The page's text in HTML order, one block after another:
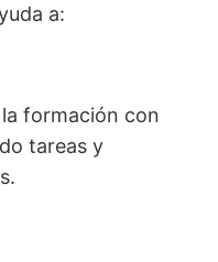
a:
la formación con
tareas y